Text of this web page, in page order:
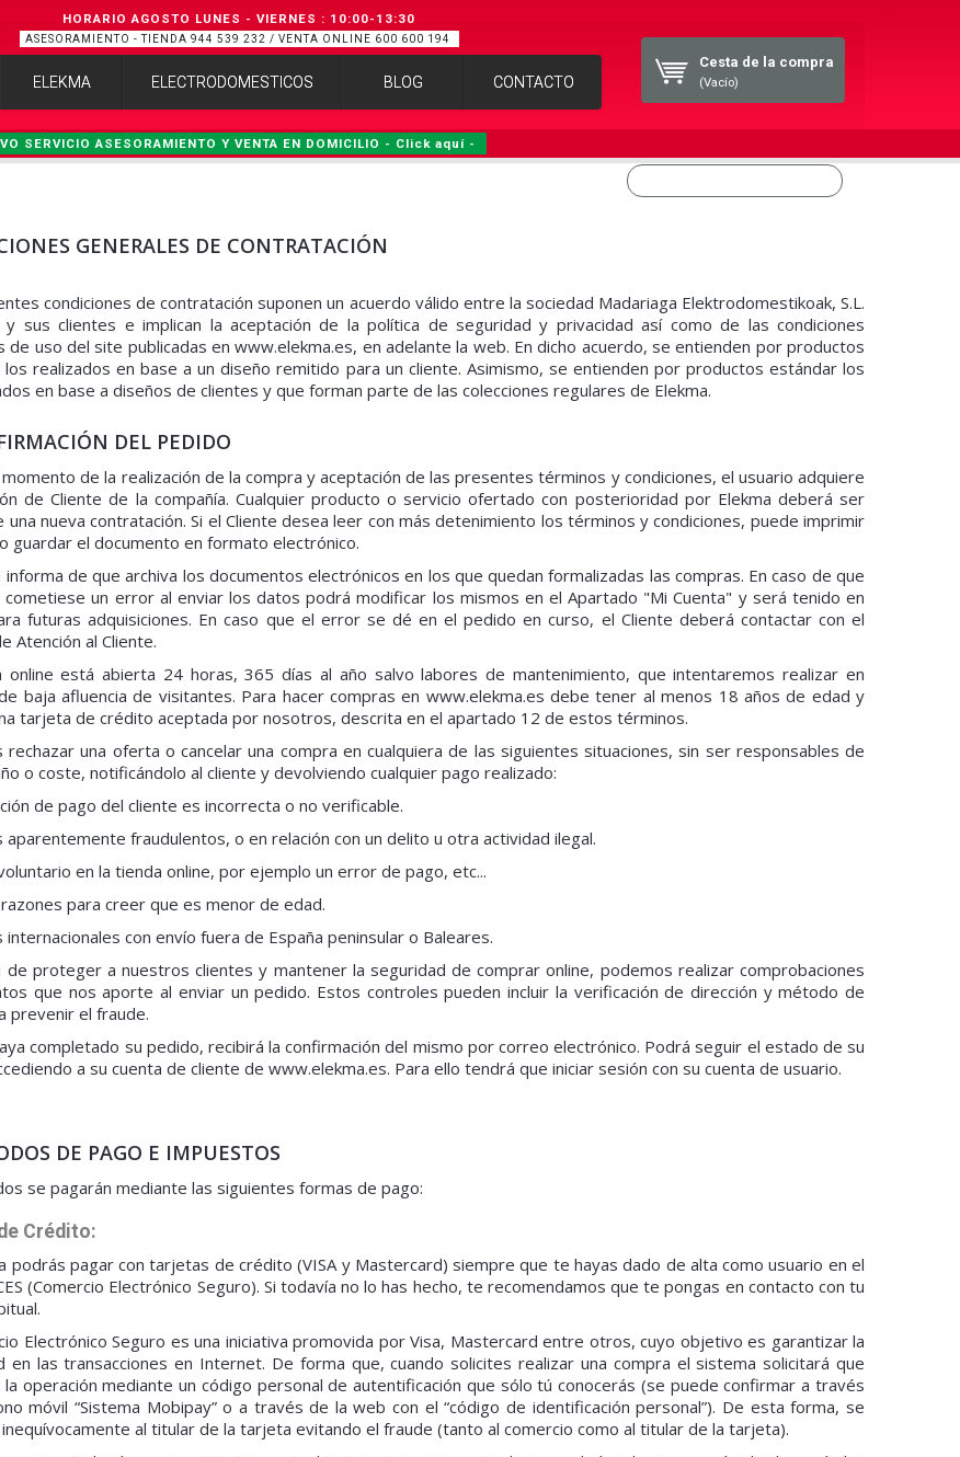
HORARIO AGOSTO LUNES - VIERNES : 10:00-13:30
ASESORAMIENTO - TIENDA 944 539 232 / VENTA ONLINE 600 600 194
Cesta de la compra
(Vacío)
ELEKMA ELECTRODOMESTICOS BLOG CONTACTO
SERVICIO ASESORAMIENTO Y VENTA EN DOMICILIO - Click aquí -
GENERALES DE CONTRATACIÓN
condiciones de contratación suponen un acuerdo válido entre la sociedad Madariaga Elektrodomestikoak, S.L.
y sus clientes e implican la aceptación de la política de seguridad y privacidad así como de las condiciones
de uso del site publicadas en www.elekma.es, en adelante la web. En dicho acuerdo, se entienden por productos
los realizados en base a un diseño remitido para un cliente. Asimismo, se entienden por productos estándar los
en base a diseños de clientes y que forman parte de las colecciones regulares de Elekma.
DEL PEDIDO
de la realización de la compra y aceptación de las presentes términos y condiciones, el usuario adquiere
de Cliente de la compañía. Cualquier producto o servicio ofertado con posterioridad por Elekma deberá ser
nueva contratación. Si el Cliente desea leer con más detenimiento los términos y condiciones, puede imprimir
guardar el documento en formato electrónico.
informa de que archiva los documentos electrónicos en los que quedan formalizadas las compras. En caso de que
cometiese un error al enviar los datos podrá modificar los mismos en el Apartado "Mi Cuenta" y será tenido en
futuras adquisiciones. En caso que el error se dé en el pedido en curso, el Cliente deberá contactar con el
Atención al Cliente.
online está abierta 24 horas, 365 días al año salvo labores de mantenimiento, que intentaremos realizar en
baja afluencia de visitantes. Para hacer compras en www.elekma.es debe tener al menos 18 años de edad y
tarjeta de crédito aceptada por nosotros, descrita en el apartado 12 de estos términos.
rechazar una oferta o cancelar una compra en cualquiera de las siguientes situaciones, sin ser responsables de
o coste, notificándolo al cliente y devolviendo cualquier pago realizado:
de pago del cliente es incorrecta o no verificable.
aparentemente fraudulentos, o en relación con un delito u otra actividad ilegal.
en la tienda online, por ejemplo un error de pago, etc...
para creer que es menor de edad.
internacionales con envío fuera de España peninsular o Baleares.
de proteger a nuestros clientes y mantener la seguridad de comprar online, podemos realizar comprobaciones
que nos aporte al enviar un pedido. Estos controles pueden incluir la verificación de dirección y método de
prevenir el fraude.
completado su pedido, recibirá la confirmación del mismo por correo electrónico. Podrá seguir el estado de su
a su cuenta de cliente de www.elekma.es. Para ello tendrá que iniciar sesión con su cuenta de usuario.
DE PAGO E IMPUESTOS
se pagarán mediante las siguientes formas de pago:
Crédito:
podrás pagar con tarjetas de crédito (VISA y Mastercard) siempre que te hayas dado de alta como usuario en el
(Comercio Electrónico Seguro). Si todavía no lo has hecho, te recomendamos que te pongas en contacto con tu
Electrónico Seguro es una iniciativa promovida por Visa, Mastercard entre otros, cuyo objetivo es garantizar la
en las transacciones en Internet. De forma que, cuando solicites realizar una compra el sistema solicitará que
operación mediante un código personal de autentificación que sólo tú conocerás (se puede confirmar a través
móvil “Sistema Mobipay” o a través de la web con el “código de identificación personal”). De esta forma, se
al titular de la tarjeta evitando el fraude (tanto al comercio como al titular de la tarjeta).